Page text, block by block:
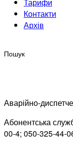
Контакти
Архів
Аварійно-
Абонентська
00-4; 050-325-44-